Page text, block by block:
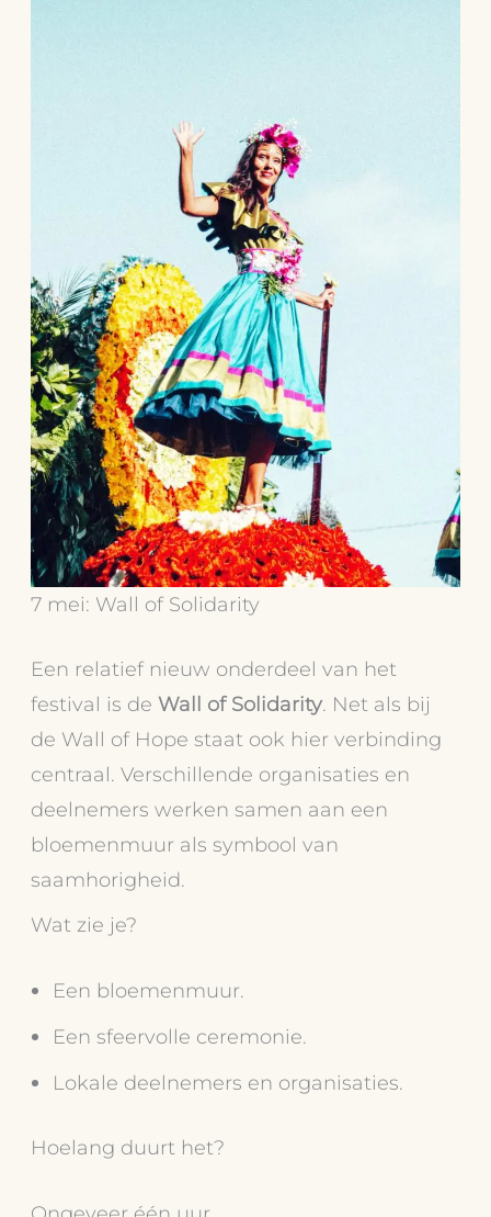
7 mei: Wall of Solidarity
Een relatief nieuw onderdeel van het
festival is de Wall of Solidarity. Net als bij
de Wall of Hope staat ook hier verbinding
centraal. Verschillende organisaties en
deelnemers werken samen aan een
bloemenmuur als symbool van
saamhorigheid.
Wat zie je?
Een bloemenmuur.
Een sfeervolle ceremonie.
Lokale deelnemers en organisaties.
Hoelang duurt het?